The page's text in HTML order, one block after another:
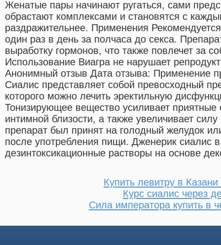
Женатые пары начинают ругаться, сами
обрастают комплексами и становятся с
раздражительнее. Применения
один раз в день за полчаса до секса.
выработку гормонов, что также повлечет за
Использование Виагра не нарушает
Анонимный отзыв Дата отзыва: Применение
Сиалис представляет собой превосходный
которого можно лечить эректильную
Тонизирующее вещество усиливает
интимной близости, а также увеличивает
препарат был принят на голодный желудок
после употребления пищи. Дженерик сиалис
дезинтоксикационные растворы на основе
Купить левитру в Казани
Курс сиалис через
Сила императора купить в